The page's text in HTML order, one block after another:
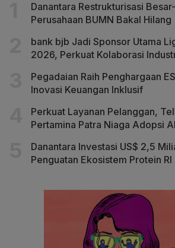
Danantara Restrukturisasi
Perusahaan BUMN Bakal Hilang
bank bjb Jadi Sponsor Utama
2026, Perkuat Kolaborasi
Pegadaian Raih Penghargaan
Inovasi Keuangan Inklusif
Perkuat Layanan Pelanggan,
Pertamina Patra Niaga Adopsi
Danantara Investasi US$ 2,5
Penguatan Ekosistem Protein RI